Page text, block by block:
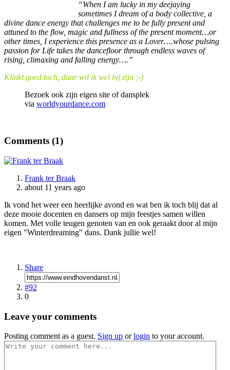
“When I am lucky in my deejaying
sometimes I dream of a body collective, a
divine dance energy that challenges me to be fully present and
attuned to the flow, magic and fullness of the present moment…or
other times, I experience this presence as a Lover….whose pulsing
passion for Life takes the dancefloor through endless waves of
rising, climaxing and falling energy….”
Klinkt goed toch, daar wil ik wel bij zijn ;-)
Bezoek ook zijn eigen site of dansplek
via worldyourdance.com
Comments (1)
Frank ter Braak
about 11 years ago
Ik vond het weer een heerlijke avond en wat ben ik toch blij dat al
deze mooie docenten en dansers op mijn feestjes samen willen
komen. Met volle teugen genoten van en ook geraakt door al mijn
eigen "Winterdreaming" dans. Dank jullie wel!
Share
#92
0
Leave your comments
Posting comment as a guest. Sign up orlogin to your account.